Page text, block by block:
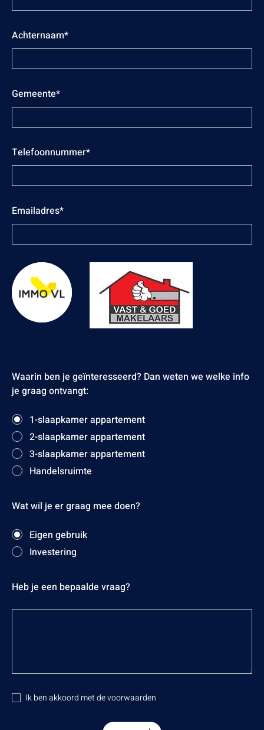
Achternaam*
Gemeente*
Telefoonnummer*
Emailadres*
1-slaapkamer appartement
2-slaapkamer appartement
3-slaapkamer appartement
Handelsruimte
Waarin ben je geïnteresseerd? Dan weten we welke info
je graag ontvangt:
Eigen gebruik
Investering
Wat wil je er graag mee doen?
Heb je een bepaalde vraag?
Ik ben akkoord met de voorwaarden